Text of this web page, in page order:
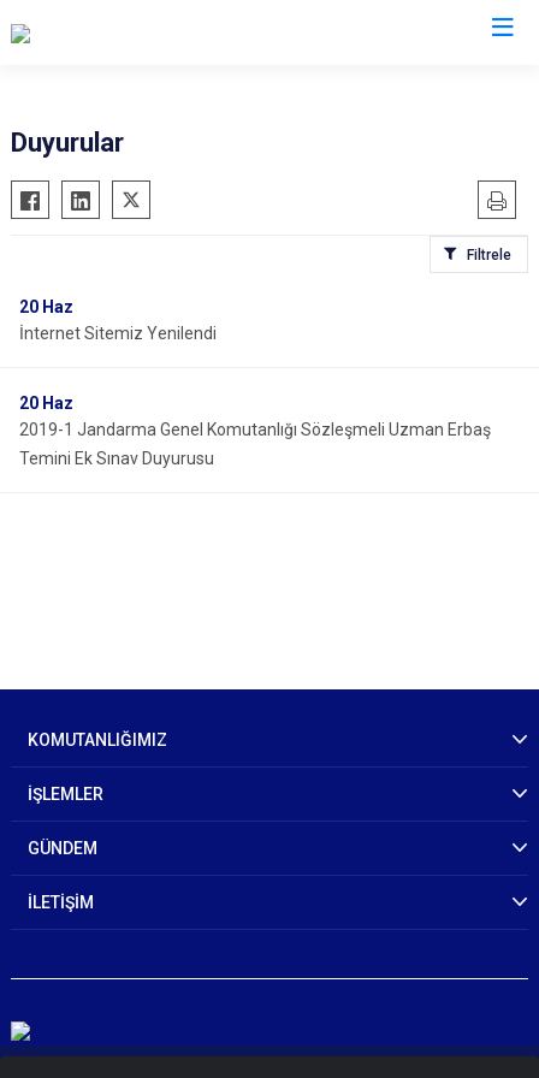
Duyurular
Filtrele
20 Haz
İnternet Sitemiz Yenilendi
20 Haz
2019-1 Jandarma Genel Komutanlığı Sözleşmeli Uzman Erbaş
Temini Ek Sınav Duyurusu
KOMUTANLIĞIMIZ
İŞLEMLER
GÜNDEM
İLETİŞİM